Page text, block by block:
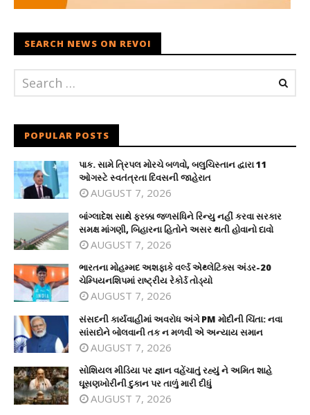
SEARCH NEWS ON REVOI
POPULAR POSTS
પાક. સામે ત્રિપલ મોરચે બળવો, બલુચિસ્તાન દ્વારા 11
ઓગસ્ટે સ્વતંત્રતા દિવસની જાહેરાત
AUGUST 7, 2026
બાંગ્લાદેશ સાથે ફરક્કા જળસંધિને રિન્યુ નહીં કરવા સરકાર
સમક્ષ માંગણી, બિહારના હિતોને અસર થતી હોવાનો દાવો
AUGUST 7, 2026
ભારતના મોહમ્મદ અશફાકે વર્લ્ડ એથ્લેટિક્સ અંડર-20
ચેમ્પિયનશિપમાં રાષ્ટ્રીય રેકોર્ડ તોડ્યો
AUGUST 7, 2026
સંસદની કાર્યવાહીમાં અવરોધ અંગે PM મોદીની ચિંતા: નવા
સાંસદોને બોલવાની તક ન મળવી એ અન્યાય સમાન
AUGUST 7, 2026
સોશિયલ મીડિયા પર જ્ઞાન વહેંચાતું રહ્યું ને અમિત શાહે
ઘૂસણખોરીની દુકાન પર તાળું મારી દીધું
AUGUST 7, 2026